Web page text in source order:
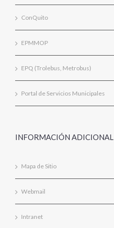
ConQuito
EPMMOP
EPQ (Trolebus, Metrobus)
Portal de Servicios Municipales
INFORMACIÓN ADICIONAL
Mapa de Sitio
Webmail
Intranet